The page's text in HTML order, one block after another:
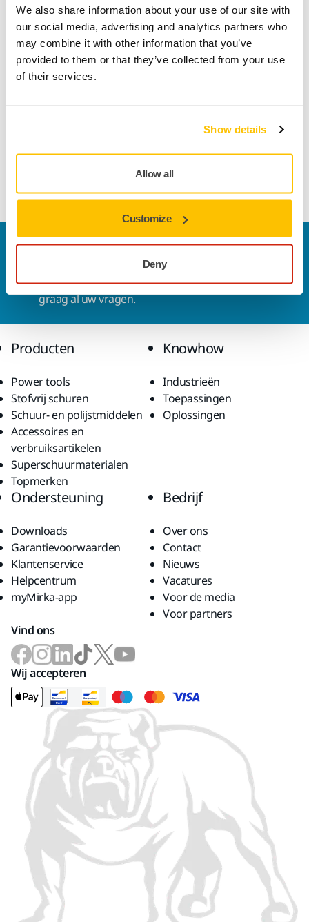
We also share information about your use of our site with
our social media, advertising and analytics partners who
may combine it with other information that you’ve
provided to them or that they’ve collected from your use
of their services.
Show details
Allow all
Customize
Deny
Track & Trace
150 mm
Contact us
Neem contact met ons op.
deskundige ondersteuningsteam beantwoordt
graag al uw vragen.
Producten
Power tools
Stofvrij schuren
Schuur- en polijstmiddelen
Accessoires en
verbruiksartikelen
Superschuurmaterialen
Topmerken
Knowhow
Industrieën
Toepassingen
Oplossingen
Ondersteuning
Downloads
Garantievoorwaarden
Klantenservice
Helpcentrum
myMirka-app
Bedrijf
Over ons
Contact
Nieuws
Vacatures
Voor de media
Voor partners
Vind ons
Wij accepteren